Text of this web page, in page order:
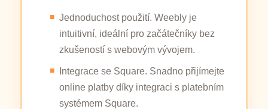
Jednoduchost použití. Weebly je
intuitivní, ideální pro začátečníky bez
zkušeností s webovým vývojem.
Integrace se Square. Snadno přijímejte
online platby díky integraci s platebním
systémem Square.